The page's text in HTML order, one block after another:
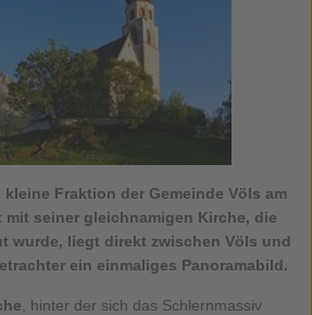
Fraktion der Gemeinde Völs am
mit seiner gleichnamigen Kirche, die
wurde, liegt direkt zwischen Völs und
ein einmaliges Panoramabild.
, hinter der sich das Schlernmassiv